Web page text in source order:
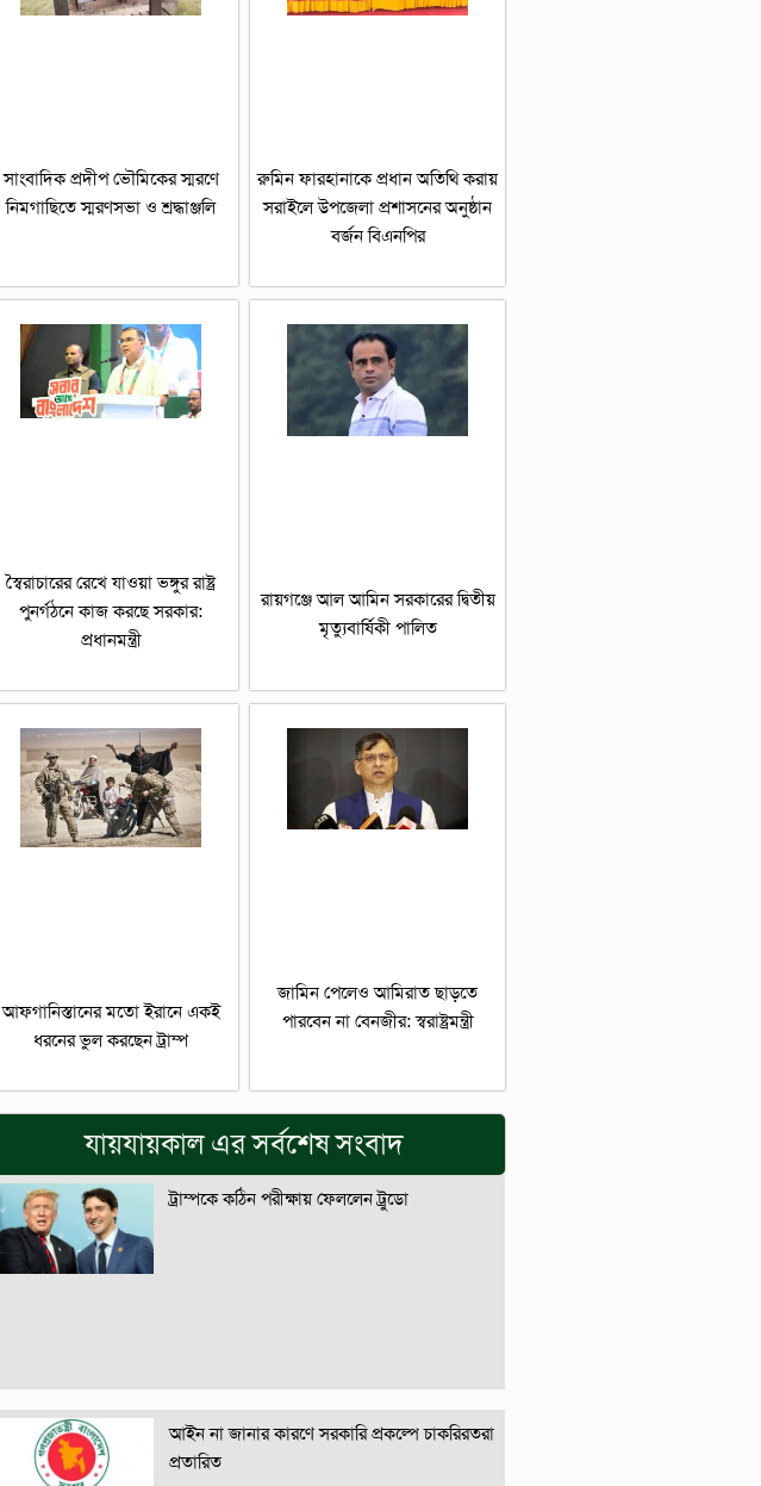
সাংবাদিক প্রদীপ ভৌমিকের স্মরণে
নিমগাছিতে স্মরণসভা ও শ্রদ্ধাঞ্জলি
রুমিন ফারহানাকে প্রধান অতিথি করায়
সরাইলে উপজেলা প্রশাসনের অনুষ্ঠান
বর্জন বিএনপির
স্বৈরাচারের রেখে যাওয়া ভঙ্গুর রাষ্ট্র
পুনর্গঠনে কাজ করছে সরকার:
প্রধানমন্ত্রী
রায়গঞ্জে আল আমিন সরকারের দ্বিতীয়
মৃত্যুবার্ষিকী পালিত
আফগানিস্তানের মতো ইরানে একই
ধরনের ভুল করছেন ট্রাম্প
জামিন পেলেও আমিরাত ছাড়তে
পারবেন না বেনজীর: স্বরাষ্ট্রমন্ত্রী
যায়যায়কাল এর সর্বশেষ সংবাদ
ট্রাম্পকে কঠিন পরীক্ষায় ফেললেন ট্রুডো
আইন না জানার কারণে সরকারি প্রকল্পে চাকরিরতরা
প্রতারিত